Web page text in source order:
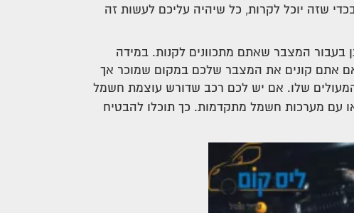
שזה יוכל לקרות, כל שיהיה עליכם לעשות זה
המצבר שאתם מתכוונים לקנות. במידה
אתם קונים את המצבר שלכם במקום שמוכר אך
המעולים שלו. אם יש לכם רכב שדורש עוצמת חשמל
עם מערכות חשמל מתקדמות. כך תוכלו להבטיח